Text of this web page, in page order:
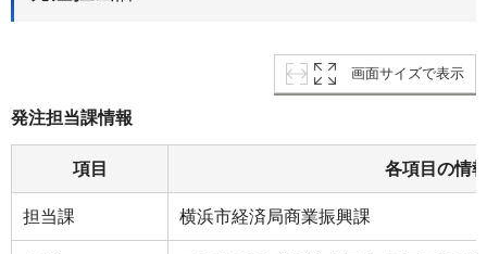
画面サイズで表示
発注担当課情報
項目 各項目の情
担当課 横浜市経済局商業振興課